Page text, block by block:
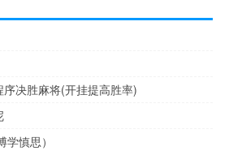
决胜麻将(开挂提高胜率)
慎思）